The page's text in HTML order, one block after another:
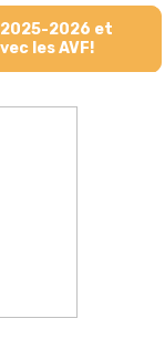
2025-2026 et
les AVF!